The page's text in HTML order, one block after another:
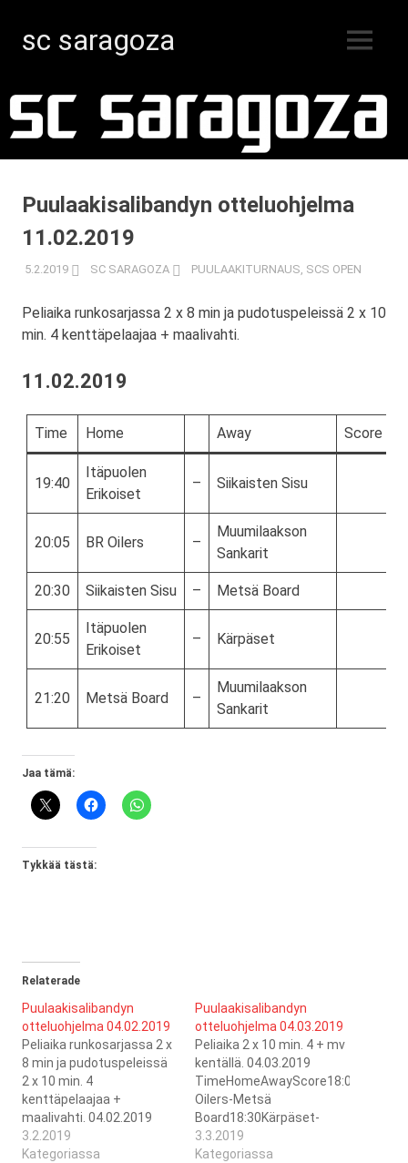
content
sc saragoza
vuodesta
1996
MENU
Puulaakisalibandyn otteluohjelma
11.02.2019
5.2.2019 SC SARAGOZA PUULAAKITURNAUS, SCS OPEN
Peliaika runkosarjassa 2 x 8 min ja pudotuspeleissä 2 x 10
min. 4 kenttäpelaajaa + maalivahti.
11.02.2019
Time Home Away Score
19:40
Itäpuolen
Erikoiset
– Siikaisten Sisu
20:05 BR Oilers –
Muumilaakson
Sankarit
20:30 Siikaisten Sisu – Metsä Board
20:55
Itäpuolen
Erikoiset
– Kärpäset
21:20 Metsä Board –
Muumilaakson
Sankarit
Jaa tämä:
Tykkää tästä:
Relaterade
Puulaakisalibandyn
otteluohjelma 04.02.2019
Peliaika runkosarjassa 2 x
8 min ja pudotuspeleissä
2 x 10 min. 4
kenttäpelaajaa +
maalivahti. 04.02.2019
TimeHomeAwayScore19:40Metsä
Board-Itäpuolen
3.2.2019
Kategoriassa
Puulaakisalibandyn
otteluohjelma 04.03.2019
Peliaika 2 x 10 min. 4 + mv
kentällä. 04.03.2019
TimeHomeAwayScore18:00BR
Oilers-Metsä
Board18:30Kärpäset-
Itäpuolen
Erikoiset19:00Muumilaakson
3.3.2019
Kategoriassa